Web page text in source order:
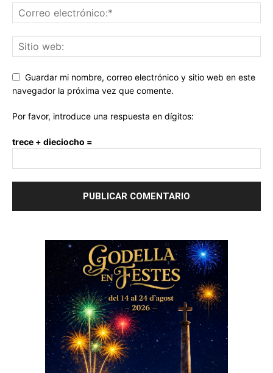
Guardar mi nombre, correo electrónico y sitio web en este
navegador la próxima vez que comente.
Por favor, introduce una respuesta en dígitos:
trece + dieciocho =